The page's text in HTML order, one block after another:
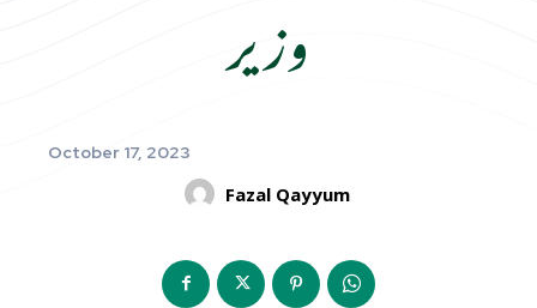
وزیر
October 17, 2023
Fazal Qayyum